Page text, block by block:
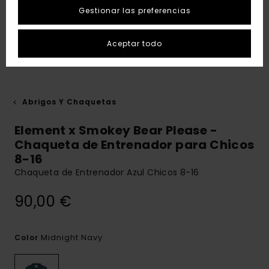
Abrigos Y Chaquetas
Element x Smokey Bear Please -
Chaqueta de Entrenador para Chicos
8-16
Chaqueta de Entrenador Azul Chicos 8-16
90,00 €
Color Midnight Navy
Gestionar las preferencias
Aceptar todo